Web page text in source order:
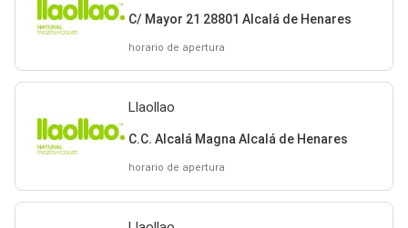
C/ Mayor 21 28801 Alcalá de Henares
horario de apertura
Llaollao
C.C. Alcalá Magna Alcalá de Henares
horario de apertura